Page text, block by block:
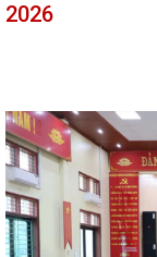
2026